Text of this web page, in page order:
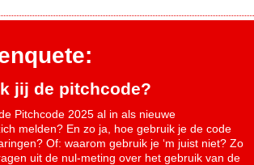
jij de pitchcode?
Pitchcode 2025 al in als nieuwe
melden? En zo ja, hoe gebruik je de code
Of: waarom gebruik je ‘m juist niet? Zo
uit de nul-meting over het gebruik van de